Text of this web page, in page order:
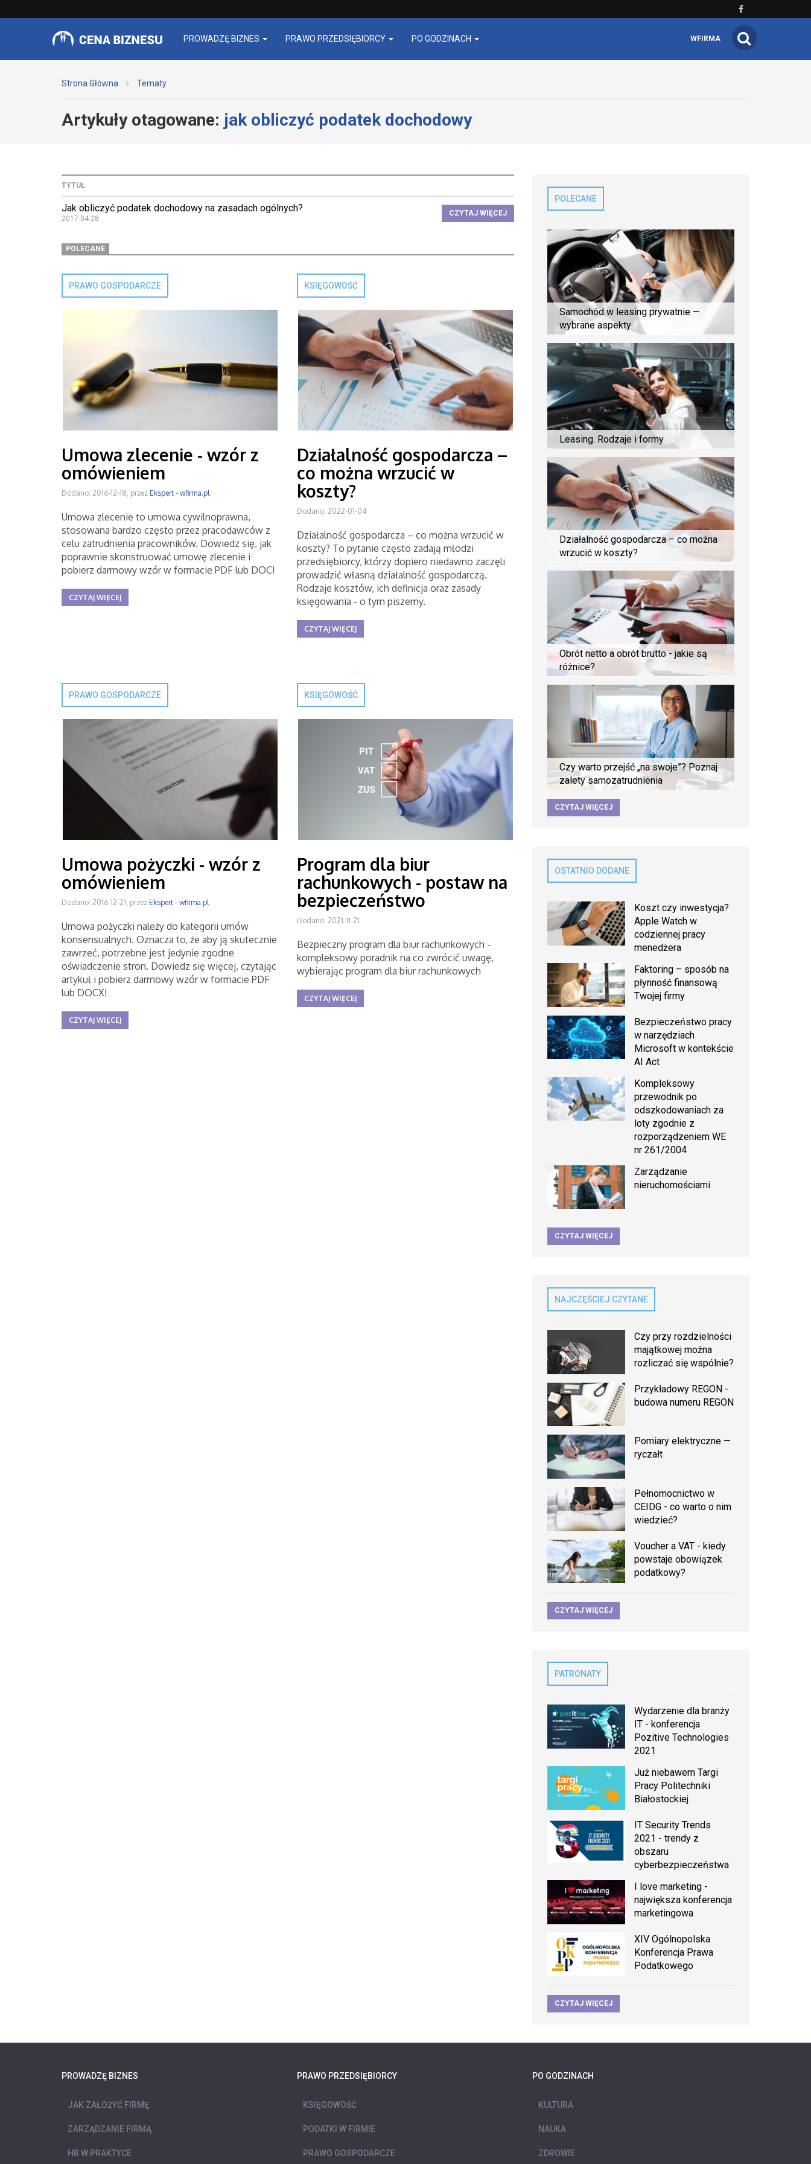
PROWADZĘ BIZNES PRAWO PRZEDSIĘBIORCY PO GODZINACH WFIRMA
Strona Główna Tematy
Artykuły otagowane: jak obliczyć podatek dochodowy
TYTUŁ
Jak obliczyć podatek dochodowy na zasadach ogólnych?
2017-04-28
CZYTAJ WIĘCEJ
POLECANE
PRAWO GOSPODARCZE
Umowa zlecenie - wzór z
omówieniem
Dodano: 2016-12-18, przez Ekspert - wfirma.pl
Umowa zlecenie to umowa cywilnoprawna,
stosowana bardzo często przez pracodawców z
celu zatrudnienia pracowników. Dowiedz się, jak
poprawnie skonstruować umowę zlecenie i
pobierz darmowy wzór w formacie PDF lub DOC!
CZYTAJ WIĘCEJ
KSIĘGOWOŚĆ
Działalność gospodarcza –
co można wrzucić w
koszty?
Dodano: 2022-01-04
Działalność gospodarcza – co można wrzucić w
koszty? To pytanie często zadają młodzi
przedsiębiorcy, którzy dopiero niedawno zaczęli
prowadzić własną działalność gospodarczą.
Rodzaje kosztów, ich definicja oraz zasady
księgowania - o tym piszemy.
CZYTAJ WIĘCEJ
PRAWO GOSPODARCZE
Umowa pożyczki - wzór z
omówieniem
Dodano: 2016-12-21, przez Ekspert - wfirma.pl
Umowa pożyczki należy do kategorii umów
konsensualnych. Oznacza to, że aby ją skutecznie
zawrzeć, potrzebne jest jedynie zgodne
oświadczenie stron. Dowiedz się więcej, czytając
artykuł i pobierz darmowy wzór w formacie PDF
lub DOCX!
CZYTAJ WIĘCEJ
KSIĘGOWOŚĆ
Program dla biur
rachunkowych - postaw na
bezpieczeństwo
Dodano: 2021-11-21
Bezpieczny program dla biur rachunkowych -
kompleksowy poradnik na co zwrócić uwagę,
wybierając program dla biur rachunkowych
CZYTAJ WIĘCEJ
POLECANE
Samochód w leasing prywatnie —
wybrane aspekty
Leasing. Rodzaje i formy
Działalność gospodarcza – co można
wrzucić w koszty?
Obrót netto a obrót brutto - jakie są
różnice?
Czy warto przejść „na swoje”? Poznaj
zalety samozatrudnienia
CZYTAJ WIĘCEJ
OSTATNIO DODANE
Koszt czy inwestycja?
Apple Watch w
codziennej pracy
menedżera
Faktoring – sposób na
płynność finansową
Twojej firmy
Bezpieczeństwo pracy
w narzędziach
Microsoft w kontekście
AI Act
Kompleksowy
przewodnik po
odszkodowaniach za
loty zgodnie z
rozporządzeniem WE
nr 261/2004
Zarządzanie
nieruchomościami
CZYTAJ WIĘCEJ
NAJCZĘŚCIEJ CZYTANE
Czy przy rozdzielności
majątkowej można
rozliczać się wspólnie?
Przykładowy REGON -
budowa numeru REGON
Pomiary elektryczne —
ryczałt
Pełnomocnictwo w
CEIDG - co warto o nim
wiedzieć?
Voucher a VAT - kiedy
powstaje obowiązek
podatkowy?
CZYTAJ WIĘCEJ
PATRONATY
Wydarzenie dla branży
IT - konferencja
Pozitive Technologies
2021
Już niebawem Targi
Pracy Politechniki
Białostockiej
IT Security Trends
2021 - trendy z
obszaru
cyberbezpieczeństwa
I love marketing -
największa konferencja
marketingowa
XIV Ogólnopolska
Konferencja Prawa
Podatkowego
CZYTAJ WIĘCEJ
PROWADZĘ BIZNES
JAK ZAŁOŻYĆ FIRMĘ
ZARZĄDZANIE FIRMĄ
HR W PRAKTYCE
PRAWO PRZEDSIĘBIORCY
KSIĘGOWOŚĆ
PODATKI W FIRMIE
PRAWO GOSPODARCZE
PO GODZINACH
KULTURA
NAUKA
ZDROWIE